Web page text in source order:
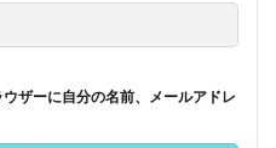
ザーに自分の名前、メールアドレ